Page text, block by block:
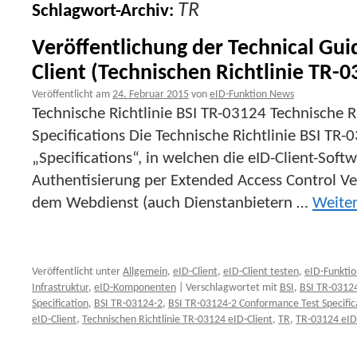
Schlagwort-Archiv: TR
Veröffentlichung der Technical
Client (Technischen Richtlinie TR-
Veröffentlicht am 24. Februar 2015 von eID-Funktion News
Technische Richtlinie BSI TR-03124 Technische
Specifications Die Technische Richtlinie BSI TR-
„Specifications“, in welchen die eID-Client-
Authentisierung per Extended Access Control
dem Webdienst (auch Dienstanbietern …
Veröffentlicht unter Allgemein, eID-Client, eID-Client testen, eID-
Infrastruktur, eID-Komponenten Verschlagwortet mit BSI, BSI TR-
Specification, BSI TR-03124-2, BSI TR-03124-2 Conformance Test
eID-Client, Technischen Richtlinie TR-03124 eID-Client, TR, TR-03124